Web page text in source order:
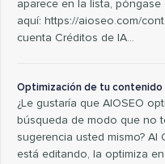
aparece en la lista,
aquí: https://aioseo.com/
cuenta Créditos de IA…
Optimización de tu contenido
¿Le gustaría que AIOSEO
búsqueda de modo que no
sugerencia usted mismo?
está editando, la optimiza